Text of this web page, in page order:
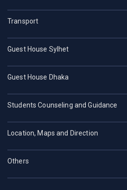
Transport
Guest House Sylhet
Guest House Dhaka
Students Counseling and Guidance
Location, Maps and Direction
Others